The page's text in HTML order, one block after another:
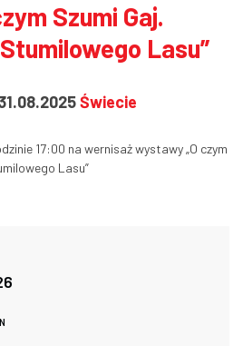
Szumi Gaj.
Lasu”
Świecie
17:00 na wernisaż wystawy „O czym
Lasu”
N